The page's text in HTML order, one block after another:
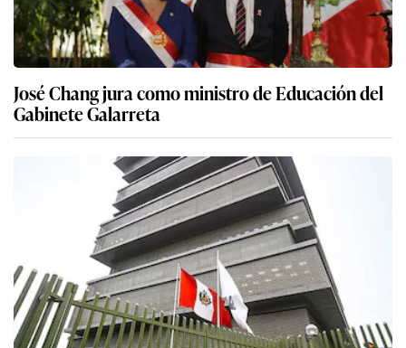
José Chang jura como ministro de Educación del
Gabinete Galarreta